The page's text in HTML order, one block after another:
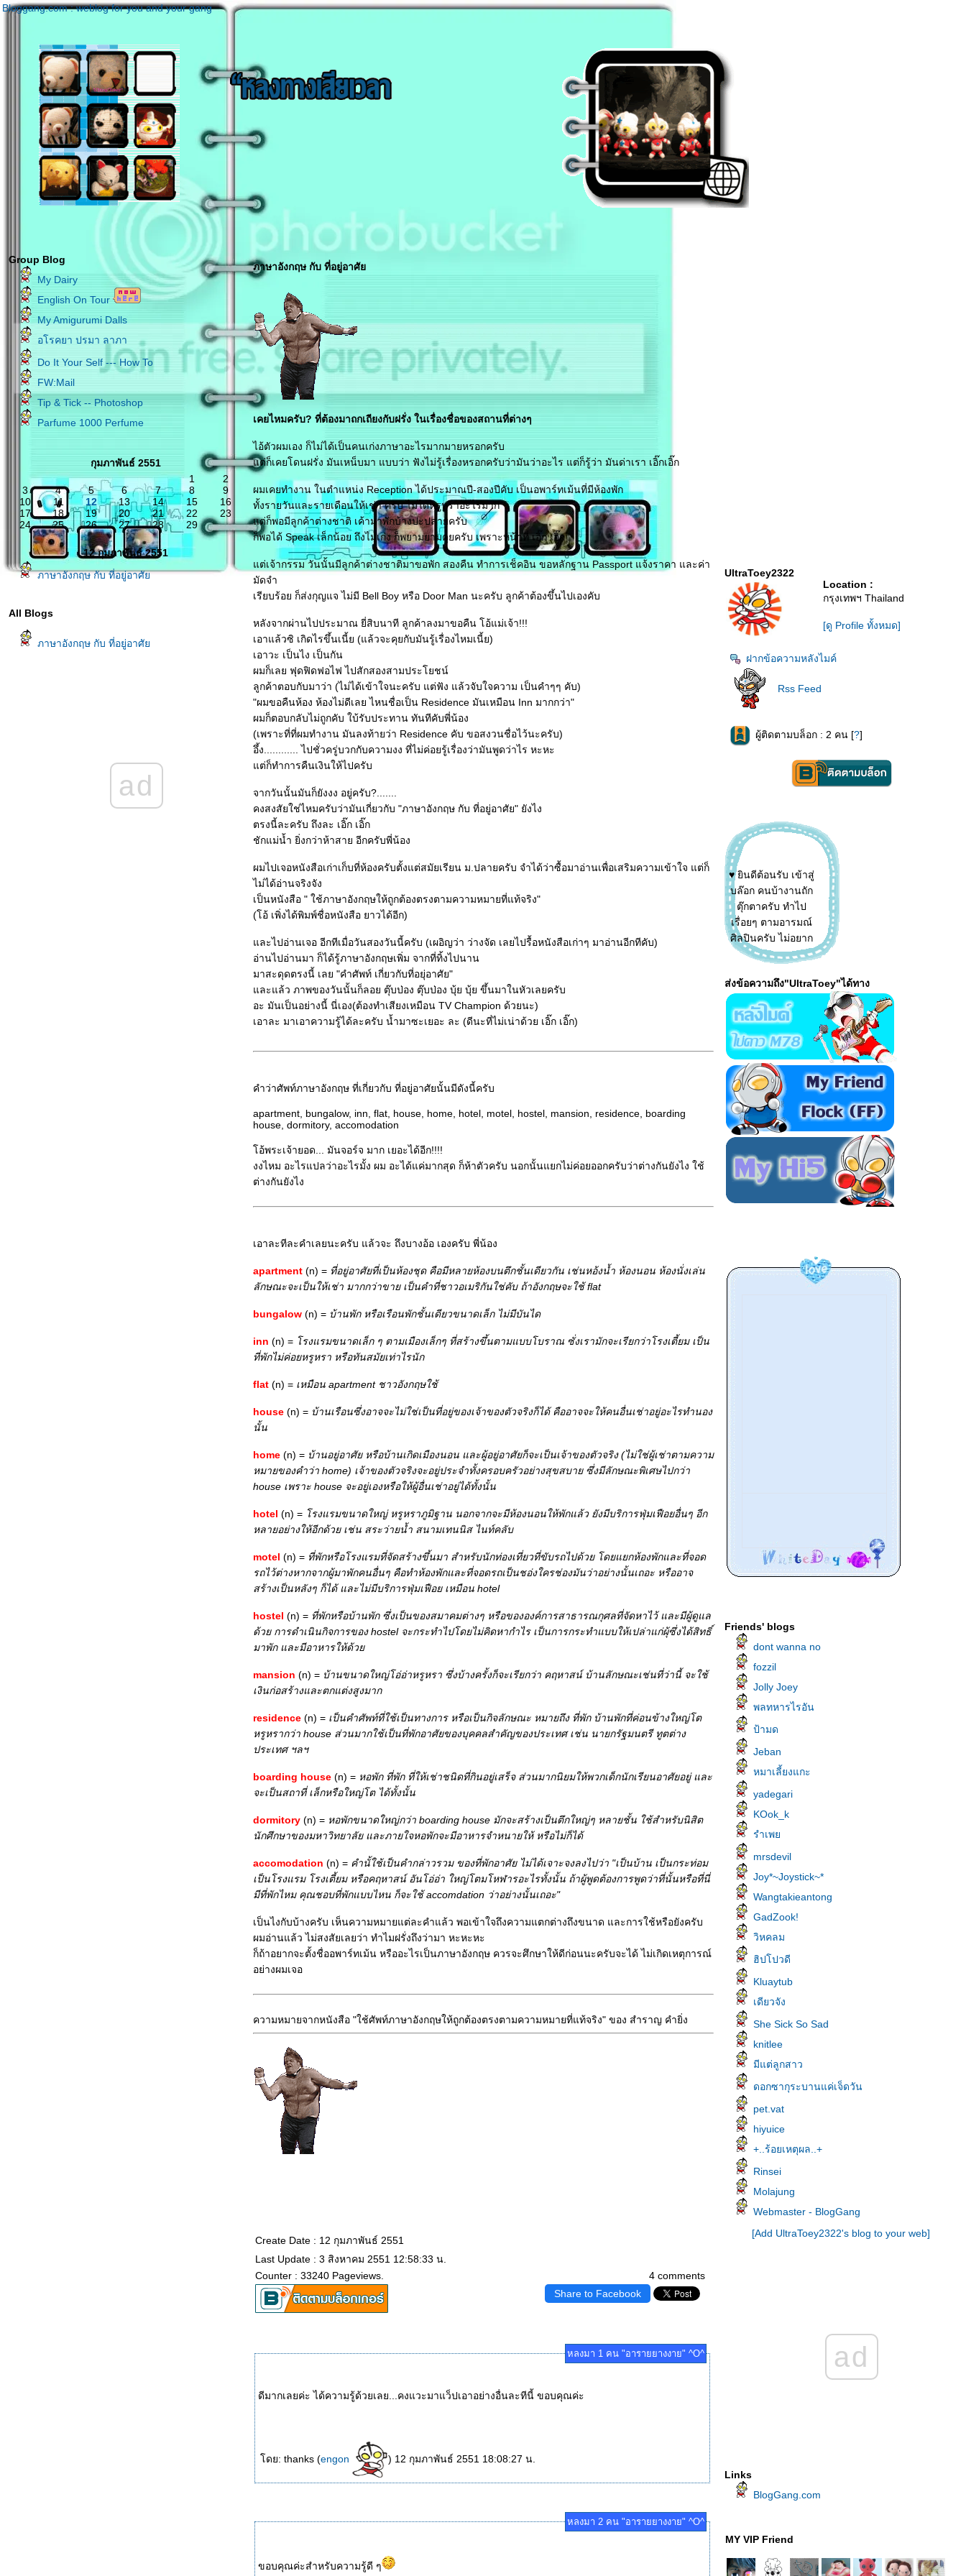
Bloggang.com : weblog for you and your gang
Group Blog
My Dairy
English On Tour
My Amigurumi Dalls
อโรคยา ปรมา ลาภา
Do It Your Self --- How To
FW:Mail
Tip & Tick -- Photoshop
Parfume 1000 Perfume
กุมภาพันธ์ 2551
1
2
3
4 5 6 7 8
9
10
11 12 13 14 15
16
17
18 19 20 21 22
23
24
25 26 27 28 29
12 กุมภาพันธ์ 2551
ภาษาอังกฤษ กับ ที่อยู่อาศั
All Blogs
ภาษาอังกฤษ กับ ที่อยู่อาศั
ad
ภาษาอังกฤษ กับ ที่อยู่อาศั
เคยไหมครับ? ที่ต้องมาถกเถียงกับฝรั่ง ในเรื่องชื่อของสถานที่ต่างๆ
ไอ้ตัวผมเอง ก็ไม่ได้เป็นคนเก่งภาษาอะไรมากมายหรอกครับ
ต่ก็เคยโดนฝรั่ง มันเหน็บมา แบบว่า ฟังไม่รู้เรื่องหรอกครับว่ามันว่าอะไร แต่ก็รู้ว่า มันด่าเรา เอิ๊กเอิ๊ก
ผมเคยทำงาน ในตำแหน่ง Reception ได้ประมาณปี-สองปีคับ เป็นอพาร์ทเม้นที่มีห้องพัก
ทั้งรายวันและรายเดือนให้เช่า ครับ ไม่ได้หรูหราอะไรมาก
ต่ก็พอมีลูกค้าต่างชาติ เค้ามาพักบ้างปะปลายครับ
ก็พอได้ Speak เล็กน้อย ถึงไม่เก่ง ก็พยามยามคุยครับ เพราะหน้าที่ เอิ๊ก เอิ๊ก
ต่เจ้ากรรม วันนั้นมีลูกค้าต่างชาติมาขอพัก สองคืน ทำการเช็คอิน ขอหลักฐาน Passport แจ้งราคา และค่า
มัดจำ
เรียบร้อย ก็ส่งกุญแจ ไม่มี Bell Boy หรือ Door Man นะครับ ลูกค้าต้องขึ้นไปเองคับ
หลังจากผ่านไปประมาณ ยี่สิบนาที ลูกค้าลงมาขอคืน โอ้แม่เจ้า!!!
เอาแล้วซิ เกิดไรขึ้นเนี้ย (แล้วจะคุยกับมันรู้เรื่องไหมเนี้ย)
เอาวะ เป็นไง เป็นกัน
ผมก็เลย ฟุดฟิดฟอไฟ ไปสักสองสามประโยชน์
ลูกค้าตอบกับมาว่า (ไม่ได้เข้าใจนะครับ แต่ฟัง แล้วจับใจความ เป็นคำๆๆ คับ)
"ผมขอคืนห้อง ห้องไม่ดีเลย ไหนชื่อเป็น Residence มันเหมือน Inn มากกว่า"
ผมก็ตอบกลับไม่ถูกคับ ใบ้รับประทาน ทันทีคับพี่น้อง
(เพราะที่ที่ผมทำงาน มันลงท้ายว่า Residence คับ ขอสงวนชื่อไว้นะครับ)
อึ้ง............ ไปชั่วครู่บวกกับความงง ที่ไม่ค่อยรู้เรื่องว่ามันพูดว่าไร หะหะ
ต่ก็ทำการคืนเงินให้ไปครับ
จากวันนั้นมันก็ยังงง อยู่ครับ?.......
คงสงสัยใช่ไหมครับว่ามันเกี่ยวกับ "ภาษาอังกฤษ กับ ที่อยู่อาศัย" ยังไง
ตรงนี้ละครับ ถึงละ เอิ๊ก เอิ๊ก
ชักแม่น้ำ ยิ่งกว่าห้าสาย อีกครับพี่น้อง
ผมไปเจอหนังสือเก่าเก็บที่ห้องครับตั้งแต่สมัยเรียน ม.ปลายครับ จำได้ว่าซื้อมาอ่านเพื่อเสริมความเข้าใจ แต่ก็
ไม่ได้อ่านจริงจัง
เป็นหนังสือ " ใช้ภาษาอังกฤษให้ถูกต้องตรงตามความหมายที่แท้จริง"
(โอ้ เพิ่งได้พิมพ์ชื่อหนังสือ ยาวได้อีก)
ละไปอ่านเจอ อีกทีเมื่อวันสองวันนี้ครับ (เผอิญว่า ว่างจัด เลยไปรื้อหนังสือเก่าๆ มาอ่านอีกทีคับ)
อ่านไปอ่านมา ก็ได้รู้ภาษาอังกฤษเพิ่ม จากที่ทิ้งไปนาน
มาสะดุดตรงนี้ เลย "คำศัพท์ เกี่ยวกับที่อยุ่อาศัย"
ละแล้ว ภาพของวันนั้นก็ลอย ตุ๊บป่อง ตุ๊บป่อง บุ้ย บุ้ย ขึ้นมาในหัวเลยครับ
อะ มันเป็นอย่างนี้ นี่เอง(ต้องทำเสียงเหมือน TV Champion ด้วยนะ)
เอาละ มาเอาความรู้ได้ละครับ น้ำมาซะเยอะ ละ (ดีนะที่ไม่เน่าด้วย เอิ๊ก เอิ๊ก)
คำว่าศัพท์ภาษาอังกฤษ ที่เกี่ยวกับ ที่อยู่อาศัยนั้นมีดังนี้ครับ
apartment, bungalow, inn, flat, house, home, hotel, motel, hostel, mansion, residence, boarding
house, dormitory, accomodation
อ้พระเจ้ายอด... มันจอร์จ มาก เยอะได้อีก!!!!
งงไหม อะไรแปลว่าอะไรมั้ง ผม อะได้แค่มากสุด ก็ห้าตัวครับ นอกนั้นแยกไม่ค่อยออกครับว่าต่างกันยังไง ใช้
ต่างกันยังไง
เอาละทีละคำเลยนะครับ แล้วจะ ถึงบางอ้อ เองครับ พี่น้อง
apartment (n) = ที่อยู่อาศัยที่เป็นห้องชุด คือมีหลายห้องบนตึกชั้นเดียวกัน เช่นหอ้งน้ำ ห้องนอน ห้องนั่งเล่น
ลักษณะจะเป็นให้เช่า มากกว่าขาย เป็นคำที่ชาวอเมริกันใช่คับ ถ้าอังกฤษจะใช้ flat
bungalow (n) = บ้านพัก หรือเรือนพักชั้นเดียวขนาดเล็ก ไม่มีบันได
inn (n) = รงแรมขนาดเล็ก ๆ ตามเมืองเล็กๆ ที่สร้างขึ้นตามแบบโบราณ ซั่งเรามักจะเรียกว่าโรงเตี้ยม เป็น
ที่พักไม่ค่อยหรูหรา หรือทันสมัยเท่าไรนัก
flat (n) = เหมือน apartment ชาวอังกฤษใช้
house (n) = บ้านเรือนซึ่งอาจจะไม่ใช่เป็นที่อยู่ของเจ้าของตัวจริงก็ได้ คืออาจจะให้คนอื่นเช่าอยู่อะไรทำนอง
นั้น
home (n) = บ้านอยู่อาศัย หรือบ้านเกิดเมืองนอน และผู้อยู่อาศัยก็จะเป็นเจ้าของตัวจริง (ไม่ใช่ผู้เช่าตามความ
หมายของคำว่า home) เจ้าของตัวจริงจะอยู่ประจำทั้งครอบครัวอย่างสุขสบาย ซึ่งมีลักษณะพิเศษไปกว่า
house เพราะ house จะอยู่เองหรือให้ผู้อื่นเช่าอยู่ได้ทั้งนั้น
hotel (n) = รงแรมขนาดใหญ่ หรูหราภูมิฐาน นอกจากจะมีห้องนอนให้พักแล้ว ยังมีบริการฟุ่มเฟือยอื่นๆ อีก
หลายอย่างให้อีกด้วย เช่น สระว่ายน้ำ สนามเทนนิส ไนท์คลับ
motel (n) = ที่พักหรือโรงแรมที่จัดสร้างขึ้นมา สำหรับนักท่องเที่ยวที่ขับรถไปด้วย โดยแยกห้องพักและที่จอด
รถไว้ต่างหากจากผู้มาพักคนอื่นๆ คือทำห้องพักและที่จอดรถเป็นชอ่งใครช่องมันว่าอย่างนั้นเถอะ หรืออาจ
สร้างเป็นหลังๆ ก็ได้ และไม่มีบริการฟุ่มเฟือย เหมือน hotel
hostel (n) = ที่พักหรือบ้านพัก ซึ่งเป็นของสมาคมต่างๆ หรือขององค์การสาธารณกุศลที่จัดหาไว้ และมีผู้ดูแล
ด้วย การดำเนินกิจการของ hostel จะกระทำไปโดยไม่คิดหากำไร เป็นการกระทำแบบให้เปล่าแก่ผุ้ซึ่งได้สิทธิ์
มาพัก และมีอาหารให้ด้ว
mansion (n) = บ้านขนาดใหญ่โอ่อ่าหรูหรา ซึ่งบ้างครั้งก็จะเรียกว่า คฤหาสน์ บ้านลักษณะเช่นที่ว่านี้ จะใช้
เงินก่อสร้างและตกแต่งสูงมาก
residence (n) = เป็นคำศัพท์ที่ใช้เป็นทางการ หรือเป็นกิจลักษณะ หมายถึง ที่พัก บ้านพักที่ค่อนข้างใหญ่โต
หรูหรากว่า house ส่วนมากใช้เป็นที่พักอาศัยของบุคคลสำคัญของประเทศ เช่น นายกรัฐมนตรี ทูตต่าง
ประเทศ ฯลฯ
boarding house (n) = หอพัก ที่พัก ที่ให้เช่าชนิดที่กินอยู่เสร็จ ส่วนมากนิยมให้พวกเด็กนักเรียนอาศัยอยู่ และ
จะเป็นสถาที่ เล็กหรือใหญ่โต ได้ทั้งนั้น
dormitory (n) = หอพักขนาดใหญ่กว่า boarding house มักจะสร้างเป็นตึกใหญ่ๆ หลายชั้น ใช้สำหรับนิสิต
นักศึกษาของมหาวิทยาลัย และภายใจหอพักจะมีอาหารจำหนายให้ หรือไม่ก็ได้
accomodation (n) = คำนั้ใช้เป็นคำกล่าวรวม ของที่พักอาศัย ไม่ได้เจาะจงลงไปว่า "เป็นบ้าน เป็นกระท่อม
เป็นโรงแรม โรงเตี้ยม หรือคฤหาสน์ อันโอ่อ่า ใหญ่โตมโหฬารอะไรทั้งนั้น ถ้าผู้พูดต้องการพูดว่าที่นั้นหรือที่นี่
มีที่พักไหม คุณชอบที่พักแบบไหน ก็จะใช้ accomdation ว่าอย่างนั้นเถอะ"
เป็นไงกับบ้างครับ เห็นความหมายแต่ละคำแล้ว พอเข้าใจถึงความแตกต่างถึงขนาด และการใช้หรือยังครับ
ผมอ่านแล้ว ไม่สงสัยเลยว่า ทำไมฝรั่งถึงว่ามา หะหะหะ
ก็ถ้าอยากจะตั้งชื่ออพาร์ทเม้น หรืออะไรเป็นภาษาอังกฤษ ควรจะศึกษาให้ดีก่อนนะครับจะได้ ไม่เกิดเหตุการณ์
อย่างผมเจอ
ความหมายจากหนังสือ "ใช้ศัพท์ภาษาอังกฤษให้ถูกต้องตรงตามความหมายที่แท้จริง" ของ สำราญ คำยิ่ง
Create Date : 12 กุมภาพันธ์ 2551
4 comments
Last Update : 3 สิงหาคม 2551 12:58:33 น.
Counter : 33240 Pageviews.
Share to Facebook
หลงมา 1 คน "อารายยางงาย" ^O^
ดีมากเลยค่ะ ได้ความรู้ด้วยเลย...คงแวะมาแว็ปเอาอย่างอื่นละทีนี้ ขอบคุณค่ะ
ดย: thanks (engon ) 12 กุมภาพันธ์ 2551 18:08:27 น.
หลงมา 2 คน "อารายยางงาย" ^O^
ขอบคุณค่ะสำหรับความรู้ดี ๆ
UltraToey2322
Location :
กรุงเทพฯ Thailand
[ดู Profile ทั้งหมด]
ฝากข้อความหลังไมค์
Rss Feed
ผู้ติดตามบล็อก : 2 คน [?]
♥ ยินดีต้อนรับ เข้าสู่
บล๊อก คนบ้างานถัก
ตุ๊กตาครับ ทำไป
เรื่อยๆ ตามอารมณ์
ศิลปินครับ ไม่อยาก
ทำ ก็ไม่ทำ ดองงาน
เหอเหอ ตอนนี้กำลัง
ต่งบล๊อกเรื่อยๆ ครับ
หาความลงตัว อิอิ มี
อะไร หลังไมค์ครับพี่
น้อง ♥
ส่งข้อความถึง"UltraToey"ได้ทาง
Friends' blogs
dont wanna no
fozzil
Jolly Joey
พลทหารไรอัน
ป้ามด
Jeban
หมาเลี้ยงแกะ
yadegari
KOok_k
รำเพ
mrsdevil
Joy*~Joystick~*
Wangtakieantong
GadZook!
วิหคลม
ฮิปโปวดี
Kluaytub
เดียวจัง
She Sick So Sad
knitlee
มีแต่ลูกสาว
ดอกซากุระบานแค่เจ็ดวัน
pet.vat
hiyuice
+..ร้อยเหตุผล..+
Rinsei
Molajung
Webmaster - BlogGang
[Add UltraToey2322's blog to your web]
ad
Links
BlogGang.com
MY VIP Friend